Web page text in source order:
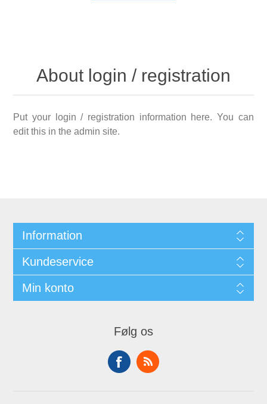
About login / registration
Put your login / registration information here. You can
edit this in the admin site.
Information
Kundeservice
Min konto
Følg os